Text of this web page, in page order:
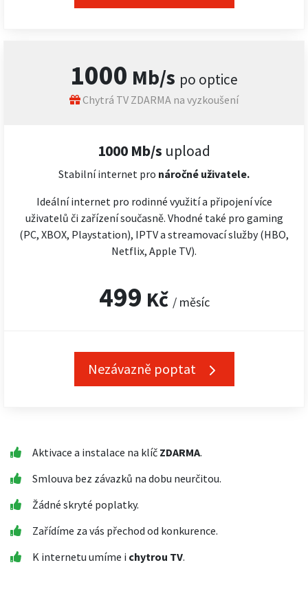
1000 Mb/s po optice
Chytrá TV ZDARMA na vyzkoušení
1000 Mb/s upload
Stabilní internet pro náročné uživatele.
Ideální internet pro rodinné využití a připojení více
uživatelů či zařízení současně. Vhodné také pro gaming
(PC, XBOX, Playstation), IPTV a streamovací služby (HBO,
Netflix, Apple TV).
499 Kč / měsíc
Nezávazně poptat
Aktivace a instalace na klíč ZDARMA.
Smlouva bez závazků na dobu neurčitou.
Žádné skryté poplatky.
Zařídíme za vás přechod od konkurence.
K internetu umíme i chytrou TV.